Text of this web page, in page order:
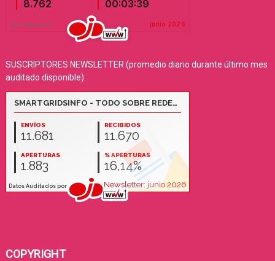
SUSCRIPTORES NEWSLETTER (promedio diario durante último mes
auditado disponible):
COPYRIGHT